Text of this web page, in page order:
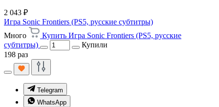
2 043 ₽
Игра Sonic Frontiers (PS5, русские субтитры)
Много
Купить Игра Sonic Frontiers (PS5, русские
субтитры)
Купили
198 раз
Telegram
WhatsApp